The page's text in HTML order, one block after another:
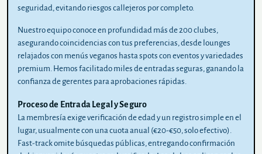
seguridad, evitando riesgos callejeros por completo.
Nuestro equipo conoce en profundidad más de 200 clubes,
asegurando coincidencias con tus preferencias, desde lounges
relajados con menús veganos hasta spots con eventos y variedades
premium. Hemos facilitado miles de entradas seguras, ganando la
confianza de gerentes para aprobaciones rápidas.
Proceso de Entrada Legal y Seguro
La membresía exige verificación de edad y un registro simple en el
lugar, usualmente con una cuota anual (€20-€50, solo efectivo).
Fast-track omite búsquedas públicas, entregando confirmación